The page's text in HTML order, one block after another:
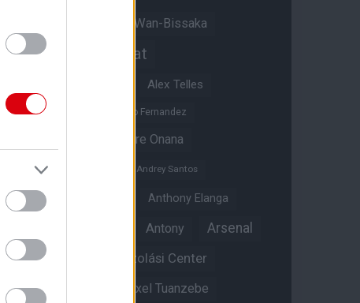
Aaron Wan-Bissaka
Akadémiai csapat
Alex Telles
Altay Bayindir Alvaro Fernandez
Andre Onana
Andreas Pereira
Andrey Santos
Angol válogatott Anthony Elanga
Antony Arsenal
Aston Villa Átigazolási Center
Átigazolások Axel Tuanzebe